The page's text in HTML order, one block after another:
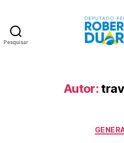
Pesquisar
Autor: